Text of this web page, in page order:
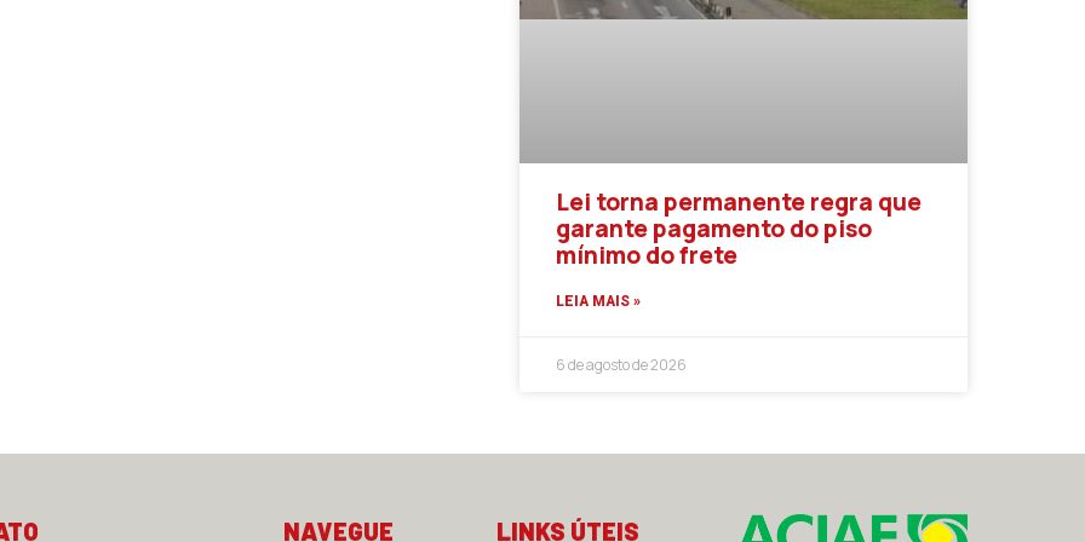
Lei torna permanente regra que
garante pagamento do piso
mínimo do frete
LEIA MAIS »
6 de agosto de 2026
NAVEGUE LINKS ÚTEIS